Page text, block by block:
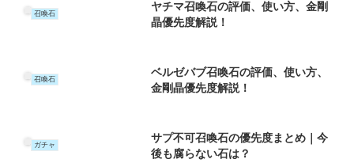
召喚石
ヤチマ召喚石の評価、使い方、金剛
晶優先度解説！
召喚石
ベルゼバブ召喚石の評価、使い方、
金剛晶優先度解説！
ガチャ
サプ不可召喚石の優先度まとめ｜今
後も腐らない石は？